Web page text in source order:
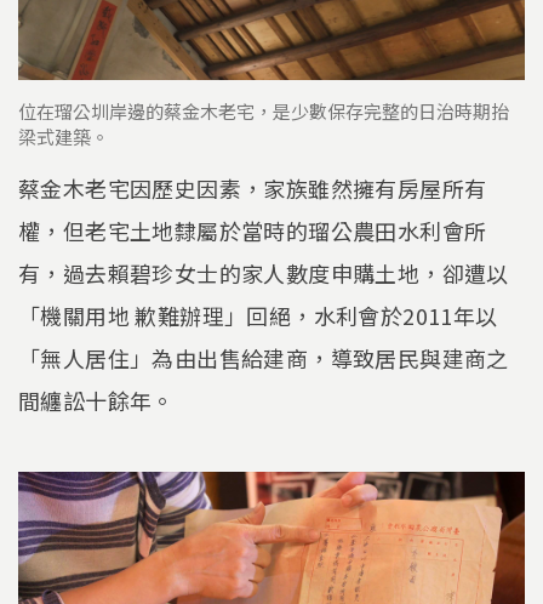
位在瑠公圳岸邊的蔡金木老宅，是少數保存完整的日治時期抬
梁式建築。
蔡金木老宅因歷史因素，家族雖然擁有房屋所有
權，但老宅土地隸屬於當時的瑠公農田水利會所
有，過去賴碧珍女士的家人數度申購土地，卻遭以
「機關用地 歉難辦理」回絕，水利會於2011年以
「無人居住」為由出售給建商，導致居民與建商之
間纏訟十餘年。